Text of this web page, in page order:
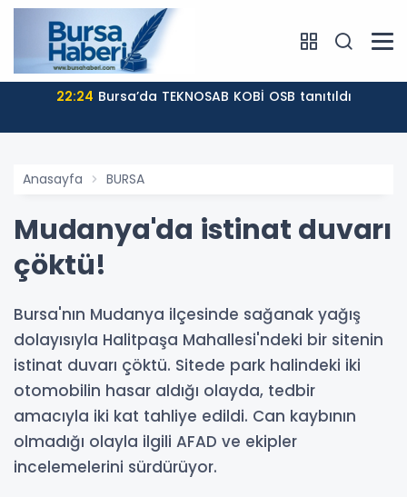
22:24 Bursa’da TEKNOSAB KOBİ OSB tanıtıldı
Anasayfa BURSA
Mudanya'da istinat duvarı
çöktü!
Bursa'nın Mudanya ilçesinde sağanak yağış
dolayısıyla Halitpaşa Mahallesi'ndeki bir sitenin
istinat duvarı çöktü. Sitede park halindeki iki
otomobilin hasar aldığı olayda, tedbir
amacıyla iki kat tahliye edildi. Can kaybının
olmadığı olayla ilgili AFAD ve ekipler
incelemelerini sürdürüyor.